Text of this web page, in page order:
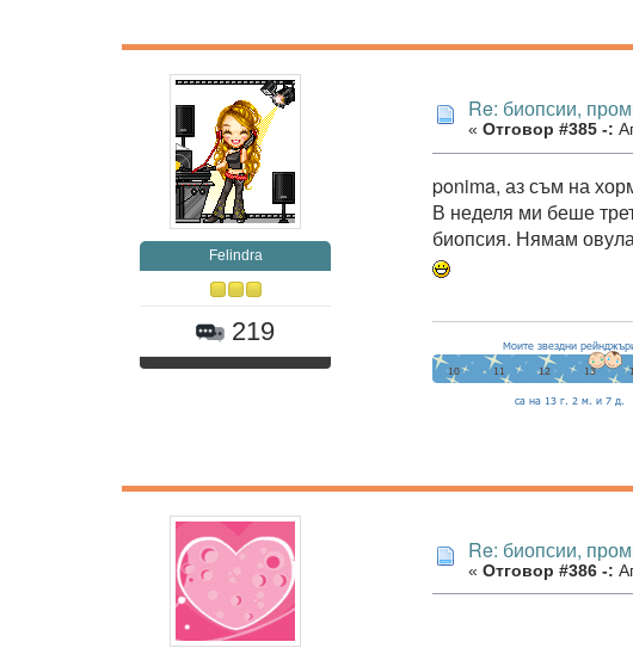
Felindra
219
Re: биопсии,
« Отговор #385 -:
ponima, аз съм на
В неделя ми беше
биопсия. Нямам
Re: биопсии,
« Отговор #386 -: